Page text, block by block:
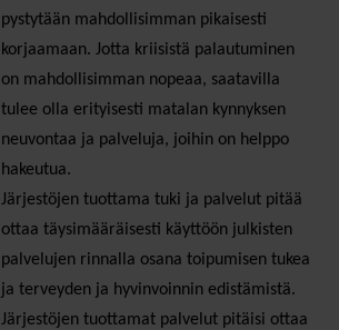
pystytään mahdollisimman pikaisesti
korjaamaan. Jotta kriisistä palautuminen
on mahdollisimman nopeaa, saatavilla
tulee olla erityisesti matalan kynnyksen
neuvontaa ja palveluja, joihin on helppo
hakeutua.
Järjestöjen tuottama tuki ja palvelut pitää
ottaa täysimääräisesti käyttöön julkisten
palvelujen rinnalla osana toipumisen tukea
ja terveyden ja hyvinvoinnin edistämistä.
Järjestöjen tuottamat palvelut pitäisi ottaa